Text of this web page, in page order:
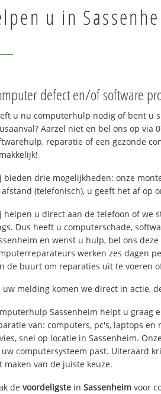
u in
defect en/of software
u nu computerhulp nodig of bent u
Aarzel niet en bel ons op via
reparatie of een gezonde
bieden drie mogelijkheden: onze
(telefonisch), u geeft het af op
helpen u direct aan de telefoon of we
Dus heeft u computerschade,
en wenst u hulp, bel ons
werken zes dagen
de buurt om reparaties uit te voeren
uw melding komen we direct in actie,
Sassenheim helpt u graag
van: computers, pc's, laptops en
snel op locatie in Sassenheim.
computersysteem past. Uiteraard
maken van de juiste keuze.
de voordeligste in Sassenheim voor